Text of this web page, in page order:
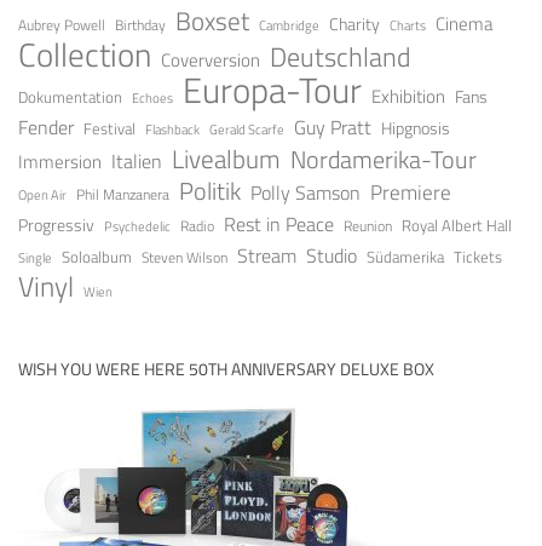
Aubrey Powell Birthday Boxset Cambridge Charity Charts Cinema
Collection Coverversion Deutschland
Dokumentation Echoes Europa-Tour Exhibition Fans
Fender Festival Flashback Gerald Scarfe Guy Pratt Hipgnosis
Immersion Italien Livealbum Nordamerika-Tour
Open Air Phil Manzanera Politik Polly Samson Premiere
Progressiv Psychedelic Radio Rest in Peace Reunion Royal Albert Hall
Single Soloalbum Steven Wilson Stream Studio Südamerika Tickets
Vinyl Wien
WISH YOU WERE HERE 50TH ANNIVERSARY DELUXE BOX